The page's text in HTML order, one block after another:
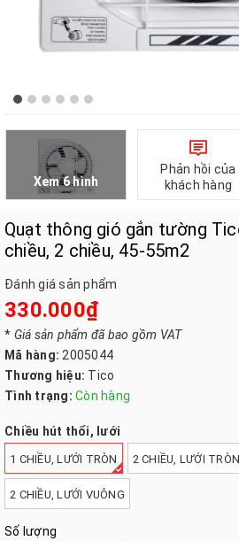
Xem 6 hình
Phản hồi của
khách hàng
Quạt thông gió gắn tường
chiều, 2 chiều, 45-55m2
Đánh giá sản phẩm
330.000₫
* Giá sản phẩm đã bao gồm VAT
Mã hàng: 2005044
Thương hiệu: Tico
Tình trạng: Còn hàng
Chiều hút thổi, lưới
1 CHIỀU, LƯỚI TRÒN 2 CHIỀU, LƯỚI TRÒN
2 CHIỀU, LƯỚI VUÔNG
Số lượng